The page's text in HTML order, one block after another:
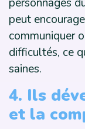
personnages
peut
communiquer
difficultés, ce
saines.
4. Ils
et la